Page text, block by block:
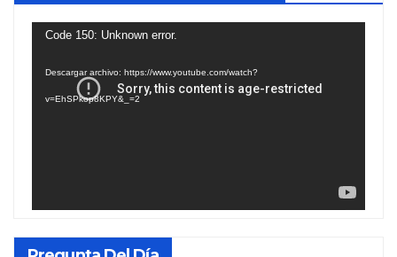
Reproductor
Code 150: Unknown error.
Descargar archivo: https://www.youtube.com/watch?
v=EhSPkop8KPY&_=2